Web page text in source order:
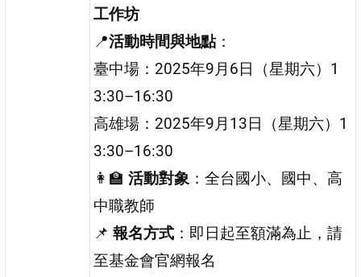
工作坊
📍活動時間與地點：
臺中場：2025年9月6日（星期六）1
3:30–16:30
高雄場：2025年9月13日（星期六）1
3:30–16:30
👩‍🏫活動對象 ：全台國小、國中、高
中職教師
📌報名方式 ：即日起至額滿為止，請
至基金會官網報名